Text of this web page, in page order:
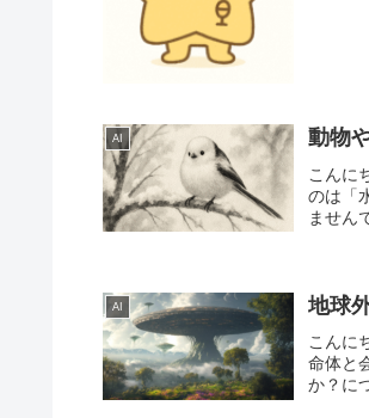
AI 動物
こんに
のは「
ません
AI 地球
こんに
命体と
か？に